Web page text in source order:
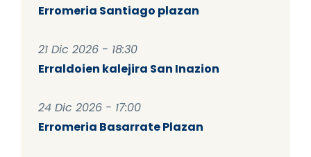
Erromeria Santiago plazan
21 Dic 2026 - 18:30
Erraldoien kalejira San Inazion
24 Dic 2026 - 17:00
Erromeria Basarrate Plazan